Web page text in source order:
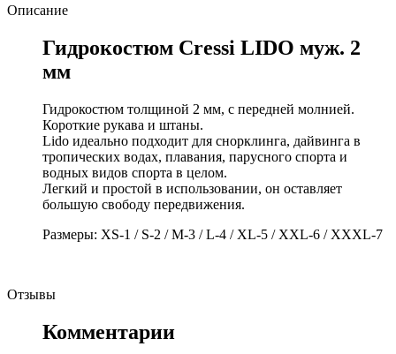
Описание
Гидрокостюм Cressi LIDO муж. 2
мм
Гидрокостюм толщиной 2 мм, с передней молнией.
Короткие рукава и штаны.
Lido идеально подходит для снорклинга, дайвинга в
тропических водах, плавания, парусного спорта и
водных видов спорта в целом.
Легкий и простой в использовании, он оставляет
большую свободу передвижения.
Размеры: XS-1 / S-2 / M-3 / L-4 / XL-5 / XXL-6 / XXXL-7
Отзывы
Комментарии